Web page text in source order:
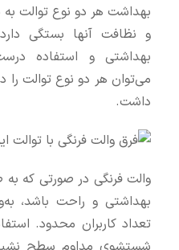
بهداشت هر دو نوع توالت به
و نظافت آنها بستگی
بهداشتی و استفاده
می‌توان هر دو نوع توالت
داشت.
والت فرنگی در صورتی که
بهداشتی و راحت باشد،
تعداد کاربران محدود.